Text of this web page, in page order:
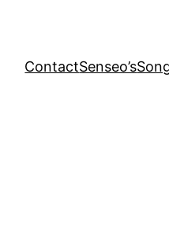
ContactSenseo’s